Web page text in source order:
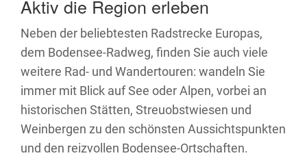
Aktiv die Region erleben
Neben der beliebtesten Radstrecke Europas,
dem Bodensee-Radweg, finden Sie auch viele
weitere Rad- und Wandertouren: wandeln Sie
immer mit Blick auf See oder Alpen, vorbei an
historischen Stätten, Streuobstwiesen und
Weinbergen zu den schönsten Aussichtspunkten
und den reizvollen Bodensee-Ortschaften.